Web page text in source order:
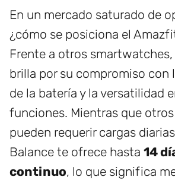
En un mercado saturado de
¿cómo se posiciona el
Frente a otros
brilla por su compromiso con
de la batería y la versatilidad
funciones. Mientras que
pueden requerir cargas
Balance te ofrece hasta 14
continuo, lo que significa